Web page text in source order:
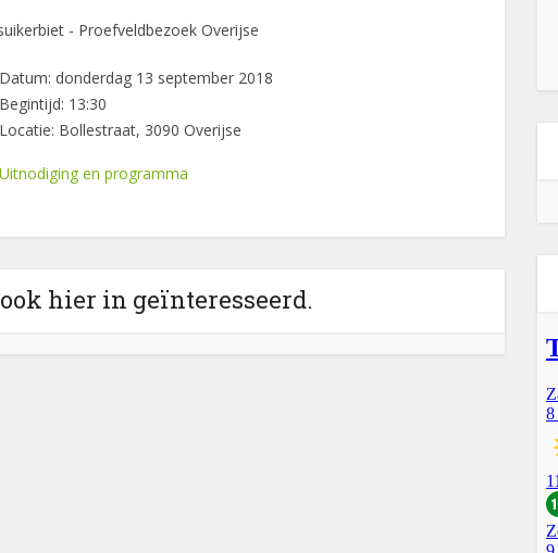
- Proefveldbezoek Overijse
Datum: donderdag 13 september 2018
Begintijd: 13:30
Locatie: Bollestraat, 3090 Overijse
Uitnodiging en programma
hier in geïnteresseerd.